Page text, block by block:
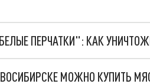
ПЕРЧАТКИ": КАК